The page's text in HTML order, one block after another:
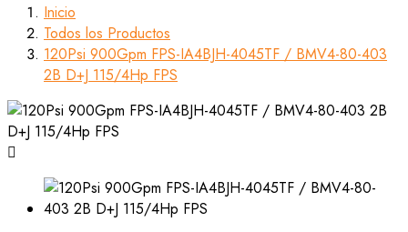
Inicio
Todos los Productos
120Psi 900Gpm FPS-IA4BJH-4045TF / BMV4-80-403
2B D+J 115/4Hp FPS
